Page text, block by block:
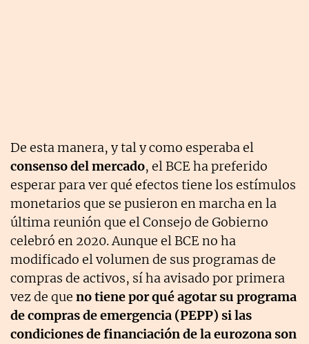
De esta manera, y tal y como esperaba el
consenso del mercado, el BCE ha preferido
esperar para ver qué efectos tiene los estímulos
monetarios que se pusieron en marcha en la
última reunión que el Consejo de Gobierno
celebró en 2020. Aunque el BCE no ha
modificado el volumen de sus programas de
compras de activos, sí ha avisado por primera
vez de que no tiene por qué agotar su programa
de compras de emergencia (PEPP) si las
condiciones de financiación de la eurozona son